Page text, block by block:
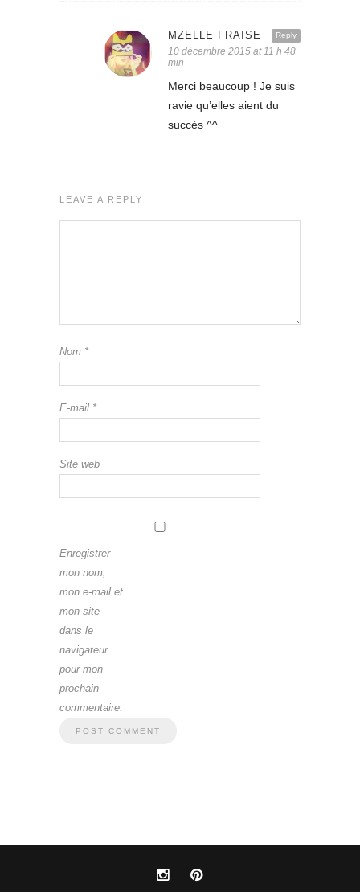
Reply
MZELLE FRAISE
10 décembre 2015 at 11 h 48
min
Merci beaucoup ! Je suis
ravie qu’elles aient du
succès ^^
LEAVE A REPLY
Nom *
E-mail *
Site web
Enregistrer
mon nom,
mon e-mail et
mon site
dans le
navigateur
pour mon
prochain
commentaire.